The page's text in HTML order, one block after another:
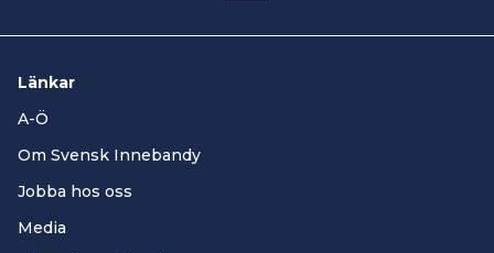
Länkar
A-Ö
Om Svensk Innebandy
Jobba hos oss
Media